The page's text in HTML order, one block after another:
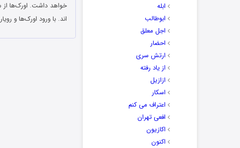
ابله
ابوطالب
اجل معلق
احضار
ارتش سری
از یاد رفته
ازازیل
اسکار
اعتراف می کنم
افعی تهران
اکازیون
اکنون
خواهد داشت. اورک‌ها از
اند. با ورود اورک‌ها و